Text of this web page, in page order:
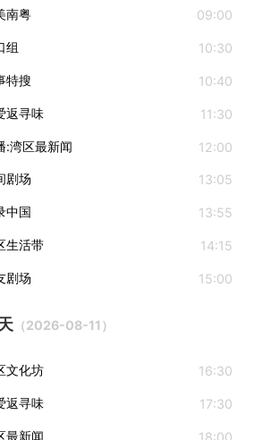
南粤 09:00
组 10:30
特搜 10:40
返寻味 11:30
:湾区最新闻 12:00
剧场 13:05
中国 13:55
生活带 14:15
剧场 15:00
（2026-08-11）
文化坊 16:30
返寻味 17:30
最新闻 18:00